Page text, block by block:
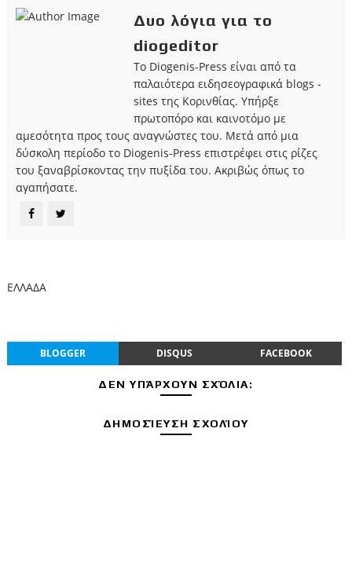
Δυο λόγια για το
diogeditor
Το Diogenis-Press είναι από τα
παλαιότερα ειδησεογραφικά blogs -
sites της Κορινθίας. Υπήρξε
πρωτοπόρο και καινοτόμο με
αμεσότητα προς τους αναγνώστες του. Μετά από μια
δύσκολη περίοδο το Diogenis-Press επιστρέφει στις ρίζες
του ξαναβρίσκοντας την πυξίδα του. Ακριβώς όπως το
αγαπήσατε.
ΕΛΛΑΔΑ
BLOGGER DISQUS FACEBOOK
ΔΕΝ ΥΠΆΡΧΟΥΝ ΣΧΌΛΙΑ:
ΔΗΜΟΣΊΕΥΣΗ ΣΧΟΛΊΟΥ